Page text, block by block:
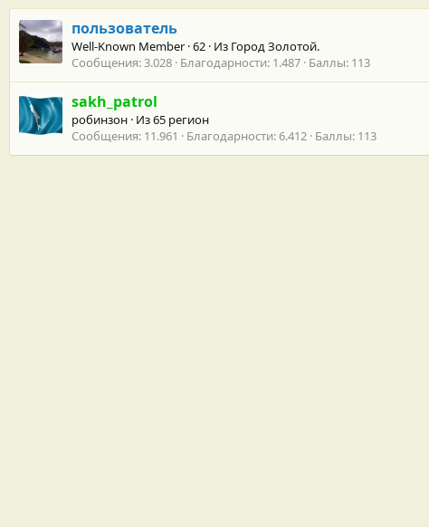
пользователь
Well-Known Member ·62 · Из Город Золотой.
Сообщения 3.028 Благодарности 1.487 Баллы 113
sakh_patrol
робинзон · Из65 регион
Сообщения 11.961 Благодарности 6.412 Баллы 113